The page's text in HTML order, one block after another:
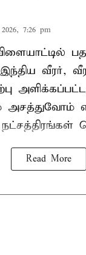
7:26 pm
இந்திய வீரர்,
அசத்துவோம்
Read More